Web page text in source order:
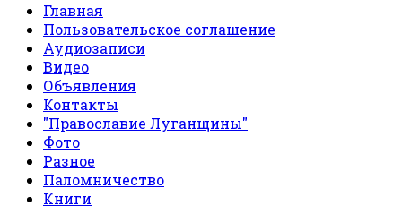
Главная
Пользовательское соглашение
Аудиозаписи
Видео
Объявления
Контакты
"Православие Луганщины"
Фото
Разное
Паломничество
Книги